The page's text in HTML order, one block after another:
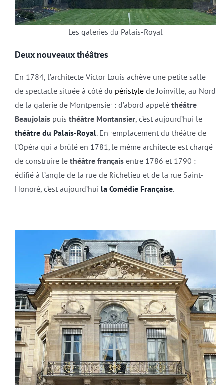
Les galeries du Palais-Royal
Deux nouveaux théâtres
En 1784, l’architecte Victor Louis achève une petite salle
de spectacle située à côté du péristylede Joinville, au Nord
de la galerie de Montpensier : d’abord appelé théâtre
Beaujolaispuis théâtre Montansier, c’est aujourd’hui le
théâtre du Palais-Royal. En remplacement du théâtre de
l’Opéra qui a brûlé en 1781, le même architecte est chargé
de construire le théâtre français entre 1786 et 1790 :
édifié à l’angle de la rue de Richelieu et de la rue Saint-
Honoré, c’est aujourd’hui la Comédie Française.